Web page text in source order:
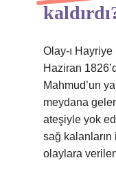
Olay-ı
Haziran
Mahmud’un
meydana
ateşiyle yok
sağ
olaylara